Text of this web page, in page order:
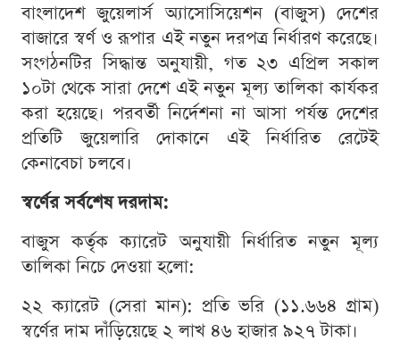
বাংলাদেশ জুয়েলার্স অ্যাসোসিয়েশন (বাজুস) দেশের
বাজারে স্বর্ণ ও রূপার এই নতুন দরপত্র নির্ধারণ করেছে।
সংগঠনটির সিদ্ধান্ত অনুযায়ী, গত ২৩ এপ্রিল সকাল
১০টা থেকে সারা দেশে এই নতুন মূল্য তালিকা কার্যকর
করা হয়েছে। পরবর্তী নির্দেশনা না আসা পর্যন্ত দেশের
প্রতিটি জুয়েলারি দোকানে এই নির্ধারিত রেটেই
কেনাবেচা চলবে।
স্বর্ণের সর্বশেষ দরদাম:
বাজুস কর্তৃক ক্যারেট অনুযায়ী নির্ধারিত নতুন মূল্য
তালিকা নিচে দেওয়া হলো:
২২ ক্যারেট (সেরা মান): প্রতি ভরি (১১.৬৬৪ গ্রাম)
স্বর্ণের দাম দাঁড়িয়েছে ২ লাখ ৪৬ হাজার ৯২৭ টাকা।